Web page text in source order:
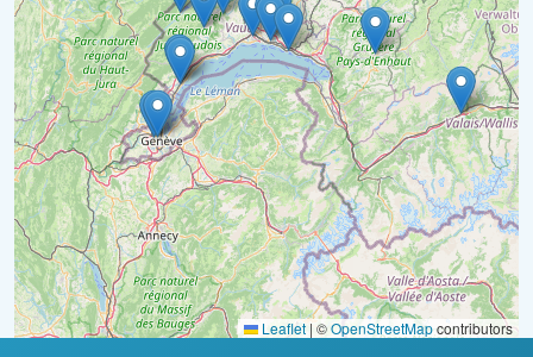
Leaflet | ©OpenStreetMapcontributors